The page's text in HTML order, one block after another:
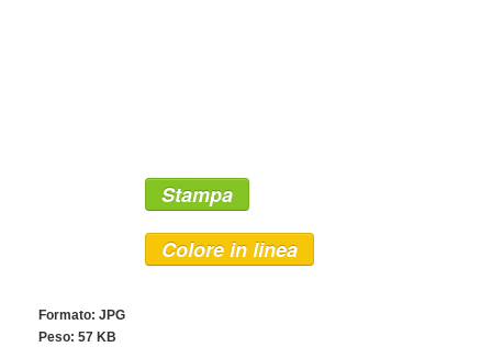
Stampa
Colore in linea
Formato: JPG
Peso: 57 KB